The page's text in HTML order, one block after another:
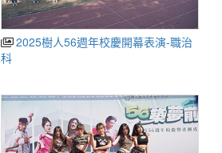
2025樹人56週年校慶開幕表演-職治
科